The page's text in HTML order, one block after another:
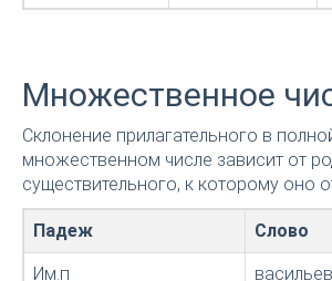
Множественное
Склонение прилагательного в
множественном числе зависит от
существительного, к которому оно
Падеж Слово
Им.п